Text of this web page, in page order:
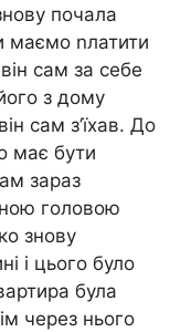
почала
nлатити
сам за себе
з дому
сам з’їхав. До
має бути
зараз
головою
знову
і цього було
була
через нього